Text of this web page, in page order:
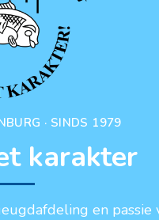
· SINDS 1979
karakter
en passie